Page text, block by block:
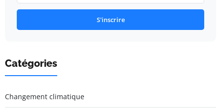
S'inscrire
Catégories
Changement climatique